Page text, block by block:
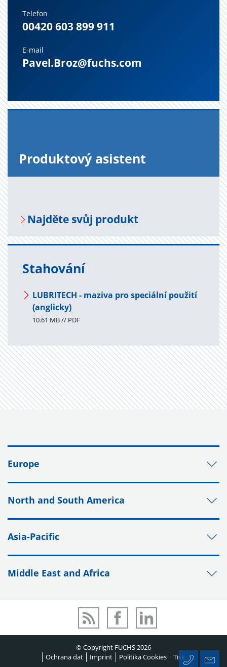
Telefon
00420 603 899 911
E-mail
Pavel.Broz@fuchs.com
Pro­duk­to­vý asi­s­tent
Na­jdě­te svůj pro­dukt
Stahování
LUBRITECH - maziva pro speciální použití
(anglicky)
10.61 MB // PDF
Europe
North and South America
Asia-Pacific
Middle East and Africa
© Copyright FUCHS 2026
Ochrana dat
Imprint Politika Cookies Tisk